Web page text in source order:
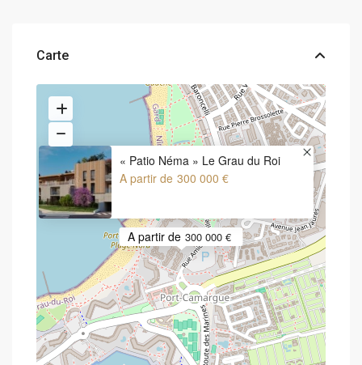
Carte
A partir de 300 000 €
« Patio Néma » Le Grau du Roi
A partir de 300 000 €